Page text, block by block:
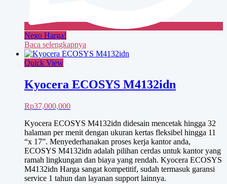
Nego Harga!
Baca selengkapnya
Quick View
Kyocera ECOSYS M4132idn
Rp37,000,000
Kyocera ECOSYS M4132idn didesain mencetak hingga 32
halaman per menit dengan ukuran kertas fleksibel hingga 11
“x 17”. Menyederhanakan proses kerja kantor anda,
ECOSYS M4132idn adalah pilihan cerdas untuk kantor yang
ramah lingkungan dan biaya yang rendah. Kyocera ECOSYS
M4132idn Harga sangat kompetitif, sudah termasuk garansi
service 1 tahun dan layanan support lainnya.